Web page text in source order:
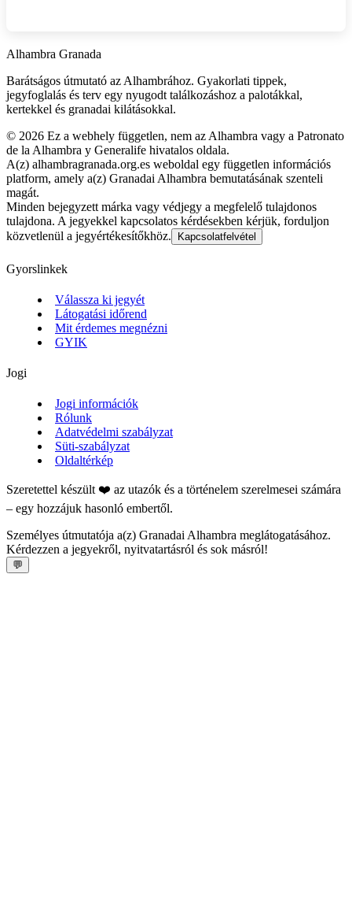
Alhambra Granada
Barátságos útmutató az Alhambrához. Gyakorlati tippek,
jegyfoglalás és terv egy nyugodt találkozáshoz a palotákkal,
kertekkel és granadai kilátásokkal.
© 2026 Ez a webhely független, nem az Alhambra vagy a Patronato
de la Alhambra y Generalife hivatalos oldala.
A(z) alhambragranada.org.es weboldal egy független információs
platform, amely a(z) Granadai Alhambra bemutatásának szenteli
magát.
Minden bejegyzett márka vagy védjegy a megfelelő tulajdonos
tulajdona. A jegyekkel kapcsolatos kérdésekben kérjük, forduljon
közvetlenül a jegyértékesítőkhöz.
Kapcsolatfelvétel
Gyorslinkek
Válassza ki jegyét
Látogatási időrend
Mit érdemes megnézni
GYIK
Jogi
Jogi információk
Rólunk
Adatvédelmi szabályzat
Süti-szabályzat
Oldaltérkép
Szeretettel készült ❤️ az utazók és a történelem szerelmesei számára
– egy hozzájuk hasonló embertől.
Személyes útmutatója a(z) Granadai Alhambra meglátogatásához.
Kérdezzen a jegyekről, nyitvatartásról és sok másról!
💬